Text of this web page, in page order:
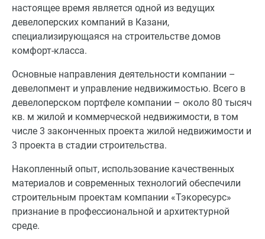
настоящее время является одной из ведущих
девелоперских компаний в Казани,
специализирующаяся на строительстве домов
комфорт-класса.
Основные направления деятельности компании –
девелопмент и управление недвижимостью. Всего в
девелоперском портфеле компании – около 80 тысяч
кв. м жилой и коммерческой недвижимости, в том
числе 3 законченных проекта жилой недвижимости и
3 проекта в стадии строительства.
Накопленный опыт, использование качественных
материалов и современных технологий обеспечили
строительным проектам компании «Тэкоресурс»
признание в профессиональной и архитектурной
среде.